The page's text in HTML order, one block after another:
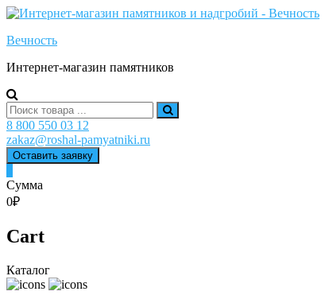
Skip
content
Вечность
Интернет-магазин памятников
Search
for:
8 800 550 03 12
zakaz@roshal-pamyatniki.ru
Оставить заявку
Сумма
0₽
Cart
Каталог